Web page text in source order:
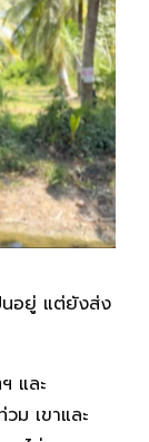
นอยู่ แต่ยังส่ง
และ
ม เขาและ